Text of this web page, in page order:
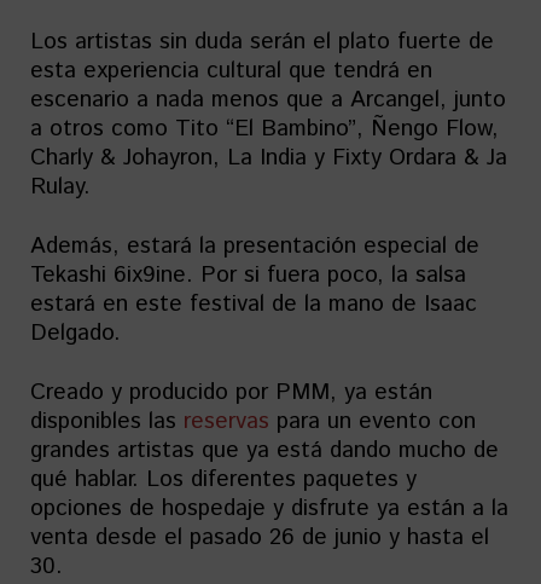
Los artistas sin duda serán el plato fuerte de
esta experiencia cultural que tendrá en
escenario a nada menos que a Arcangel, junto
a otros como Tito “El Bambino”, Ñengo Flow,
Charly & Johayron, La India y Fixty Ordara & Ja
Rulay.
Además, estará la presentación especial de
Tekashi 6ix9ine. Por si fuera poco, la salsa
estará en este festival de la mano de Isaac
Delgado.
Creado y producido por PMM, ya están
disponibles las reservas para un evento con
grandes artistas que ya está dando mucho de
qué hablar. Los diferentes paquetes y
opciones de hospedaje y disfrute ya están a la
venta desde el pasado 26 de junio y hasta el
30.